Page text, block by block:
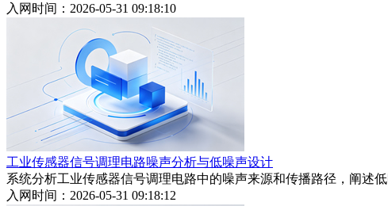
入网时间：2026-05-31 09:18:10
工业传感器信号调理电路噪声分析与低噪声设计
系统分析工业传感器信号调理电路中的噪声来源和传播路径，阐述
入网时间：2026-05-31 09:18:12